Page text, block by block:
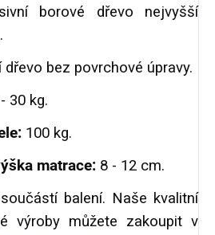
borové dřevo nejvyšší
dřevo bez povrchové úpravy.
30 kg.
100 kg.
matrace: 8 - 12 cm.
balení. Naše kvalitní
výroby můžete zakoupit v